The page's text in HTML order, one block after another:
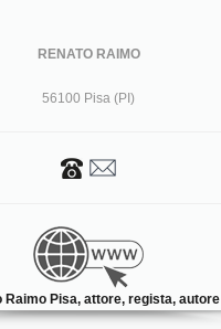
RENATO RAIMO
56100 Pisa (PI)
Raimo Pisa, attore, regista, autore